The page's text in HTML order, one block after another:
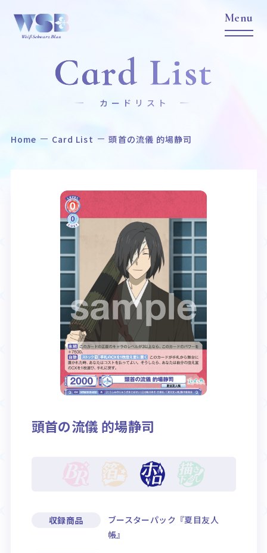
Home News
作品タイトル
Event Card List
カードリスト
Rule / Q&A
ルール/Q&A
Deck Recipe
デッキレシピ
Card List
カードリスト
Home Card List 頭首の流儀 的場静司
頭首の流儀 的場静司
収録商品
ブースターパック『夏目友人
帳』